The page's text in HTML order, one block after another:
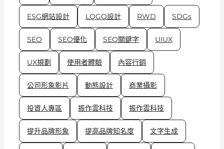
ESG網站設計 LOGO設計 RWD SDGs
SEO SEO優化 SEO關鍵字 UIUX
UX規劃 使用者體驗 內容行銷
公司形象影片 動態設計 商業攝影
投資人專區 振作雲科技 振作雲科技
提升品牌形象 提高品牌知名度 文字生成